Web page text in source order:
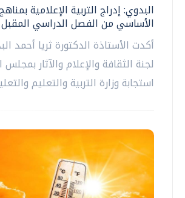
البدوي: إدراج التربية الإعلامية
الأساسي من الفصل الدراسي المقبل
أكدت الأستاذة الدكتورة ثريا أحمد
لجنة الثقافة والإعلام والآثار بمجلس
استجابة وزارة التربية والتعليم